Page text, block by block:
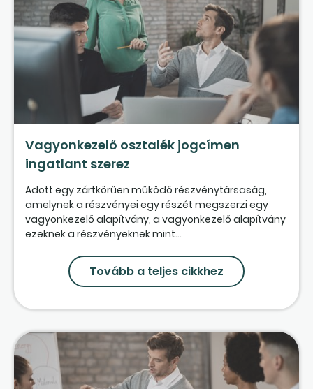
Vagyonkezelő osztalék jogcímen
ingatlant szerez
Adott egy zártkörűen működő részvénytársaság,
amelynek a részvényei egy részét megszerzi egy
vagyonkezelő alapítvány, a vagyonkezelő alapítvány
ezeknek a részvényeknek mint...
Tovább a teljes cikkhez